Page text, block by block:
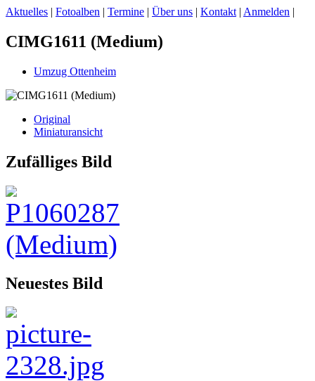
Aktuelles | Fotoalben | Termine | Über uns | Kontakt | Anmelden |
CIMG1611 (Medium)
Umzug Ottenheim
Original
Miniaturansicht
Zufälliges Bild
Neuestes Bild